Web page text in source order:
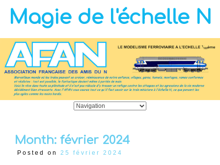
Magie de l'échelle N
Month: février 2024
Posted on 25 février 2024